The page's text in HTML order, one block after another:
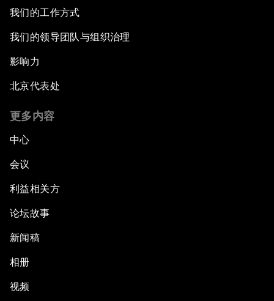
我们的工作方式
我们的领导团队与组织治理
影响力
北京代表处
更多内容
中心
会议
利益相关方
论坛故事
新闻稿
相册
视频